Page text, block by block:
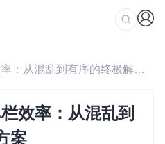
/ 3步革新Mac菜单栏效率：从混乱到有序的终极解决方案
效率：从混乱到
案